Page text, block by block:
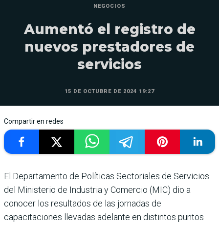
NEGOCIOS
Aumentó el registro de
nuevos prestadores de
servicios
15 DE OCTUBRE DE 2024 19:27
Compartir en redes
El Departamento de Políticas Sectoriales de Servicios
del Ministerio de Industria y Comercio (MIC) dio a
conocer los resultados de las jornadas de
capacitaciones llevadas adelante en distintos puntos